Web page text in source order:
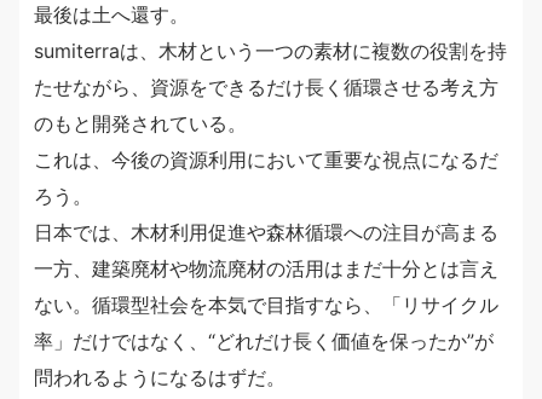
最後は土へ還す。
sumiterraは、木材という一つの素材に複数の役割を持
たせながら、資源をできるだけ長く循環させる考え方
のもと開発されている。
これは、今後の資源利用において重要な視点になるだ
ろう。
日本では、木材利用促進や森林循環への注目が高まる
一方、建築廃材や物流廃材の活用はまだ十分とは言え
ない。循環型社会を本気で目指すなら、「リサイクル
率」だけではなく、“どれだけ長く価値を保ったか”が
問われるようになるはずだ。